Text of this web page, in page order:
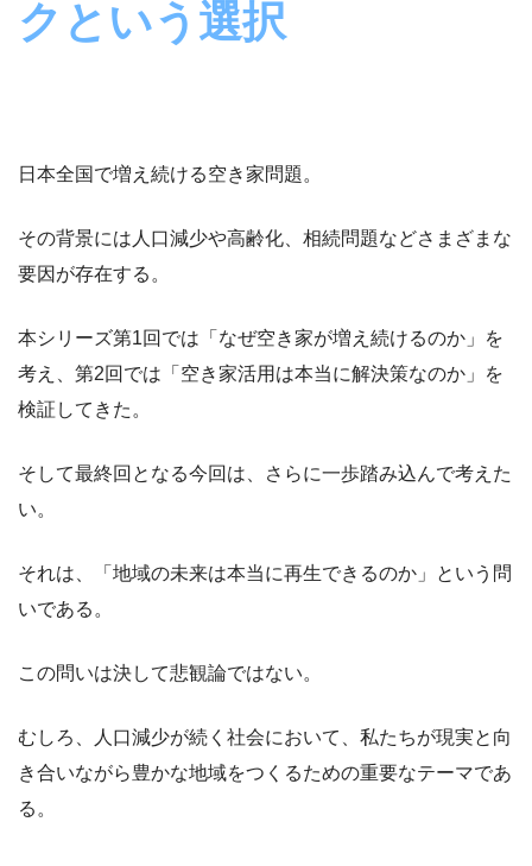
クという選択
日本全国で増え続ける空き家問題。
その背景には人口減少や高齢化、相続問題などさまざまな
要因が存在する。
本シリーズ第1回では「なぜ空き家が増え続けるのか」を
考え、第2回では「空き家活用は本当に解決策なのか」を
検証してきた。
そして最終回となる今回は、さらに一歩踏み込んで考えた
い。
それは、「地域の未来は本当に再生できるのか」という問
いである。
この問いは決して悲観論ではない。
むしろ、人口減少が続く社会において、私たちが現実と向
き合いながら豊かな地域をつくるための重要なテーマであ
る。